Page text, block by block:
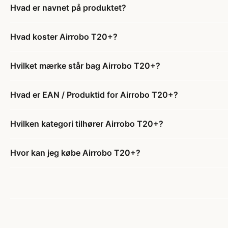
Hvad er navnet på produktet?
Hvad koster Airrobo T20+?
Hvilket mærke står bag Airrobo T20+?
Hvad er EAN / Produktid for Airrobo T20+?
Hvilken kategori tilhører Airrobo T20+?
Hvor kan jeg købe Airrobo T20+?